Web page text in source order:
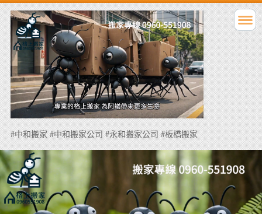
#中和搬家 #中和搬家公司 #永和搬家公司 #板橋搬家